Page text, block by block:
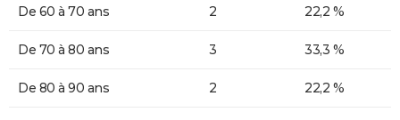
De 60 à 70 ans 2 22,2 %
De 70 à 80 ans 3 33,3 %
De 80 à 90 ans 2 22,2 %